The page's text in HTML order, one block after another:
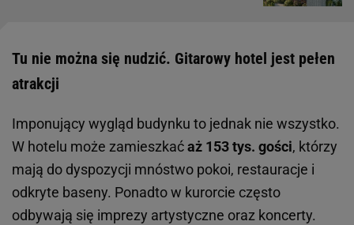
Tu nie można się nudzić. Gitarowy hotel jest pełen
atrakcji
Imponujący wygląd budynku to jednak nie wszystko.
W hotelu może zamieszkaćaż 153 tys. gości, którzy
mają do dyspozycji mnóstwo pokoi, restauracje i
odkryte baseny. Ponadto w kurorcie często
odbywają się imprezy artystyczne oraz koncerty.